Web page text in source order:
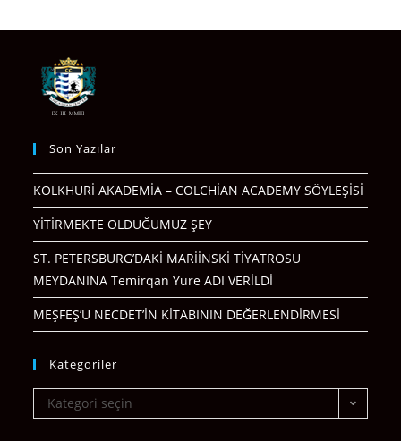
Son Yazılar
KOLKHURİ AKADEMİA – COLCHİAN ACADEMY SÖYLEŞİSİ
YİTİRMEKTE OLDUĞUMUZ ŞEY
ST. PETERSBURG’DAKİ MARİİNSKİ TİYATROSU
MEYDANINA Temirqan Yure ADI VERİLDİ
MEŞFEŞ’U NECDET’İN KİTABININ DEĞERLENDİRMESİ
Kategoriler
Kategori seçin